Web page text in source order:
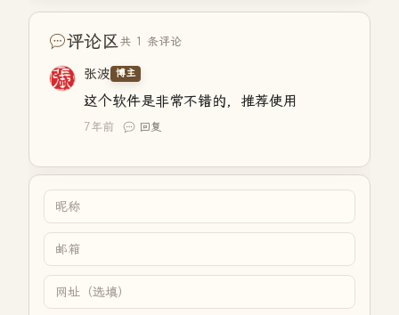
评论区共 1 条评论
张波 博主
这个软件是非常不错的，推荐使用
7年前 回复